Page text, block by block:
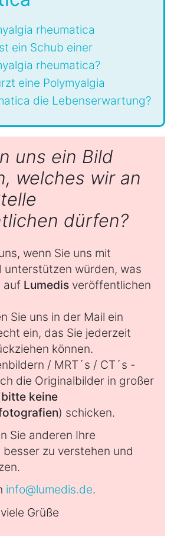
rheumatica
ein Schub einer
rheumatica?
eine Polymyalgia
die Lebenserwartung?
uns ein Bild
welches wir an
dürfen?
wenn Sie uns mit
unterstützen würden, was
auf Lumedis veröffentlichen
Sie uns in der Mail ein
ein, das Sie jederzeit
können.
/ MRT´s / CT´s -
die Originalbilder in großer
bitte keine
) schicken.
Sie anderen Ihre
besser zu verstehen und
info@lumedis.de.
Grüße